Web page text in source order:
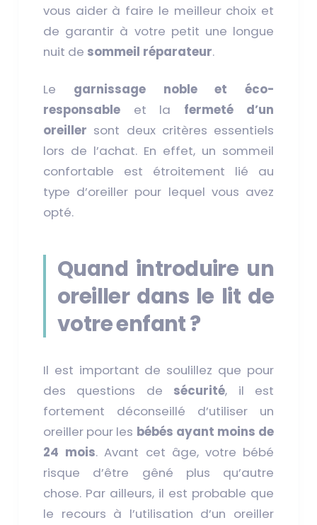
vous aider à faire le meilleur choix et
de garantir à votre petit une longue
nuit de sommeil réparateur.
Le garnissage noble et éco-
responsable et la fermeté d’un
oreiller sont deux critères essentiels
lors de l’achat. En effet, un sommeil
confortable est étroitement lié au
type d’oreiller pour lequel vous avez
opté.
Quand introduire un
oreiller dans le lit de
votre enfant ?
Il est important de soulillez que pour
des questions de sécurité, il est
fortement déconseillé d’utiliser un
oreiller pour les bébés ayant moins de
24 mois. Avant cet âge, votre bébé
risque d’être gêné plus qu’autre
chose. Par ailleurs, il est probable que
le recours à l’utilisation d’un oreiller